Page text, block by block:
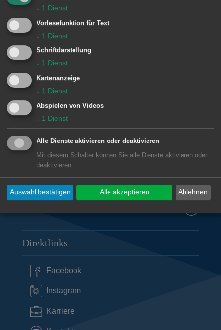
Einrichtung
Langertschule
Unsere Anschrift
Langertschule
Egerlandstraße 26
73431 Aalen
07361 931732
poststelle@04125635.schule.bwl.de
Direktlinks
Facebook
Instagram
Karriere
↓ 1 Dienst
Vorlesefunktion für Text
↓ 1 Dienst
Schriftdarstellung
↓ 1 Dienst
Kartenanzeige
↓ 1 Dienst
Abspielen von Videos
↓ 1 Dienst
Alle Dienste aktivieren oder deaktivieren
Mit diesem Schalter können Sie alle Dienste aktivieren oder
deaktivieren.
Ablehnen
Auswahl bestätigen Alle akzeptieren